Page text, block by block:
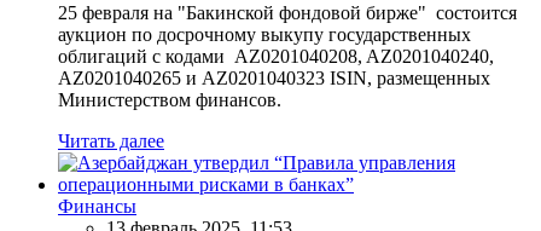
25 февраля на "Бакинской фондовой бирже" состоится
аукцион по досрочному выкупу государственных
облигаций с кодами AZ0201040208, AZ0201040240,
AZ0201040265 и AZ0201040323 ISIN, размещенных
Министерством финансов.
Читать далее
Финансы